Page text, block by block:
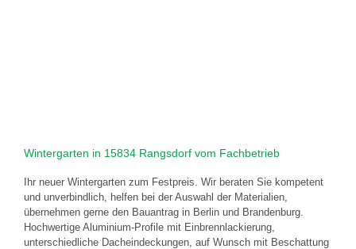
Wintergarten in 15834 Rangsdorf vom Fachbetrieb
Ihr neuer Wintergarten zum Festpreis. Wir beraten Sie kompetent
und unverbindlich, helfen bei der Auswahl der Materialien,
übernehmen gerne den Bauantrag in Berlin und Brandenburg.
Hochwertige Aluminium-Profile mit Einbrennlackierung,
unterschiedliche Dacheindeckungen, auf Wunsch mit Beschattung